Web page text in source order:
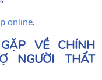
online.
VỀ CHÍNH
NGƯỜI THẤT